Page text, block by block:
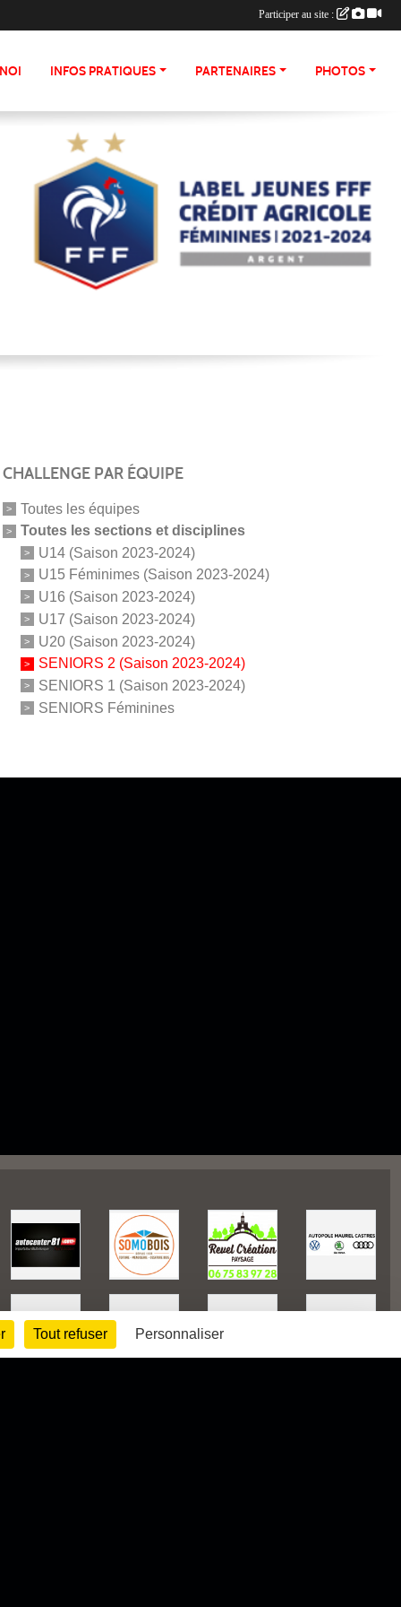
INFOS PRATIQUES PARTENAIRES PHOTOS
CHALLENGE PAR ÉQUIPE
Toutes les équipes
Toutes les sections et disciplines
U14 (Saison 2023-2024)
U15 Féminimes (Saison 2023-2024)
U16 (Saison 2023-2024)
U17 (Saison 2023-2024)
U20 (Saison 2023-2024)
SENIORS 2 (Saison 2023-2024)
SENIORS 1 (Saison 2023-2024)
SENIORS Féminines
Participer au site :
Tout refuser Personnaliser